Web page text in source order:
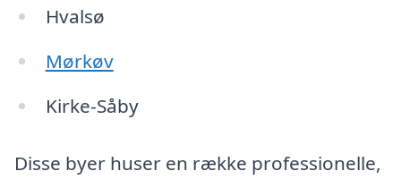
Hvalsø
Mørkøv
Kirke-Såby
Disse byer huser en række professionelle,